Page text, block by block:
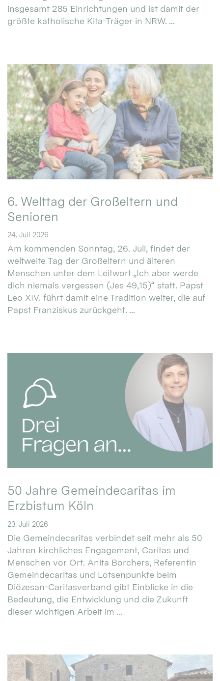
insgesamt 285 Einrichtungen und ist damit der
größte katholische Kita-Träger in NRW. ...
6. Welttag der Großeltern und
Senioren
24. Juli 2026
Am kommenden Sonntag, 26. Juli, findet der
weltweite Tag der Großeltern und älteren
Menschen unter dem Leitwort „Ich aber werde
dich niemals vergessen (Jes 49,15)“ statt. Papst
Leo XIV. führt damit eine Tradition weiter, die auf
Papst Franziskus zurückgeht. ...
50 Jahre Gemeindecaritas im
Erzbistum Köln
23. Juli 2026
Die Gemeindecaritas verbindet seit mehr als 50
Jahren kirchliches Engagement, Caritas und
Menschen vor Ort. Anita Borchers, Referentin
Gemeindecaritas und Lotsenpunkte beim
Diözesan-Caritasverband gibt Einblicke in die
Bedeutung, die Entwicklung und die Zukunft
dieser wichtigen Arbeit im ...